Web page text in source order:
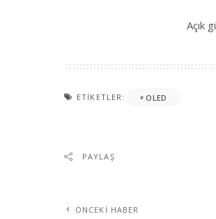
Açık
ETIKETLER: OLED
PAYLAŞ
ÖNCEKI HABER